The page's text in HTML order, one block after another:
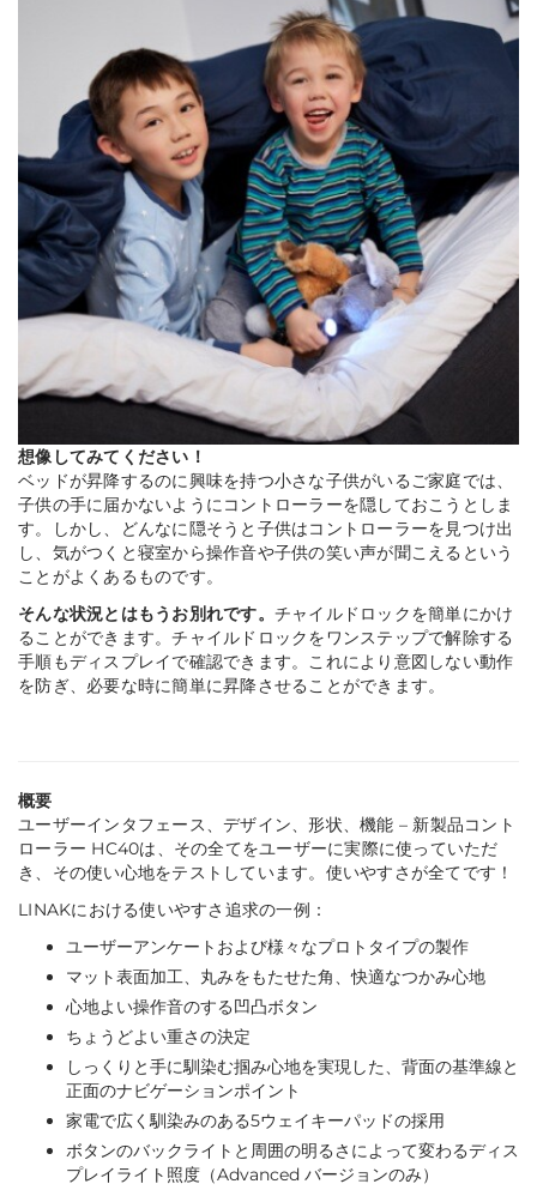
想像してみてください！
ベッドが昇降するのに興味を持つ小さな子供がいるご家庭では、
子供の手に届かないようにコントローラーを隠しておこうとしま
す。しかし、どんなに隠そうと子供はコントローラーを見つけ出
し、気がつくと寝室から操作音や子供の笑い声が聞こえるという
ことがよくあるものです。
そんな状況とはもうお別れです。 チャイルドロックを簡単にかけ
ることができます。チャイルドロックをワンステップで解除する
手順もディスプレイで確認できます。これにより意図しない動作
を防ぎ、必要な時に簡単に昇降させることができます。
概要
ユーザーインタフェース、デザイン、形状、機能 – 新製品コント
ローラー HC40は、その全てをユーザーに実際に使っていただ
き、その使い心地をテストしています。使いやすさが全てです！
LINAKにおける使いやすさ追求の一例：
ユーザーアンケートおよび様々なプロトタイプの製作
マット表面加工、丸みをもたせた角、快適なつかみ心地
心地よい操作音のする凹凸ボタン
ちょうどよい重さの決定
しっくりと手に馴染む掴み心地を実現した、背面の基準線と
正面のナビゲーションポイント
家電で広く馴染みのある5ウェイキーパッドの採用
ボタンのバックライトと周囲の明るさによって変わるディス
プレイライト照度（Advanced バージョンのみ）